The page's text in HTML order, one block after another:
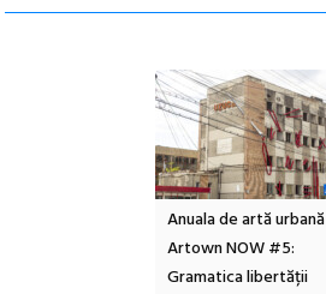
Anuala de artă urbană
Artown NOW #5:
Gramatica libertății